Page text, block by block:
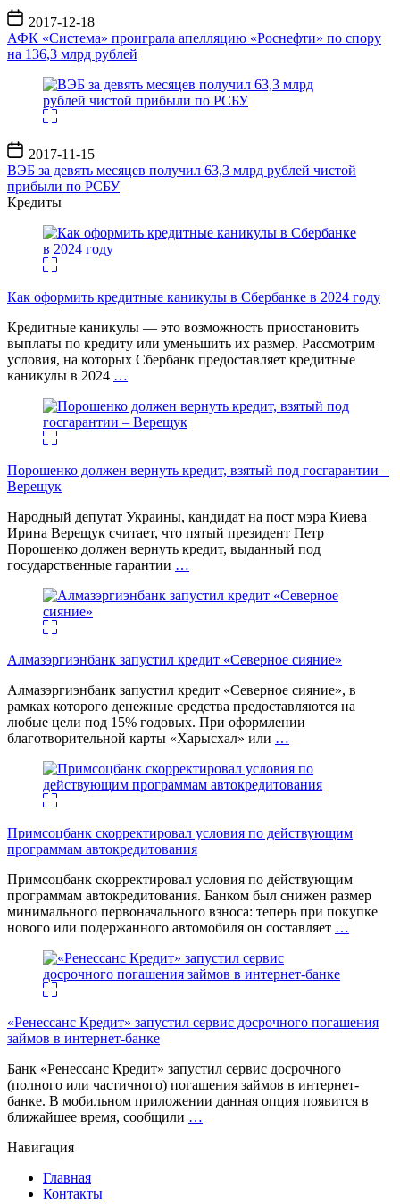
Дата
записи
2017-12-18
АФК «Система» проиграла апелляцию «Роснефти» по спору
на 136,3 млрд рублей
Дата
записи
2017-11-15
ВЭБ за девять месяцев получил 63,3 млрд рублей чистой
прибыли по РСБУ
Кредиты
Как оформить кредитные каникулы в Сбербанке в 2024 году
Кредитные каникулы — это возможность приостановить
выплаты по кредиту или уменьшить их размер. Рассмотрим
условия, на которых Сбербанк предоставляет кредитные
каникулы в 2024 …
Порошенко должен вернуть кредит, взятый под госгарантии –
Верещук
Народный депутат Украины, кандидат на пост мэра Киева
Ирина Верещук считает, что пятый президент Петр
Порошенко должен вернуть кредит, выданный под
государственные гарантии …
Алмазэргиэнбанк запустил кредит «Северное сияние»
Алмазэргиэнбанк запустил кредит «Северное сияние», в
рамках которого денежные средства предоставляются на
любые цели под 15% годовых. При оформлении
благотворительной карты «Харысхал» или …
Примсоцбанк скорректировал условия по действующим
программам автокредитования
Примсоцбанк скорректировал условия по действующим
программам автокредитования. Банком был снижен размер
минимального первоначального взноса: теперь при покупке
нового или подержанного автомобиля он составляет …
«Ренессанс Кредит» запустил сервис досрочного погашения
займов в интернет-банке
Банк «Ренессанс Кредит» запустил сервис досрочного
(полного или частичного) погашения займов в интернет-
банке. В мобильном приложении данная опция появится в
ближайшее время, сообщили …
Навигация
Главная
Контакты